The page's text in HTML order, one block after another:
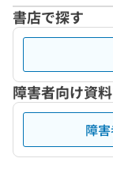
書店で探す
障害者向け資
障